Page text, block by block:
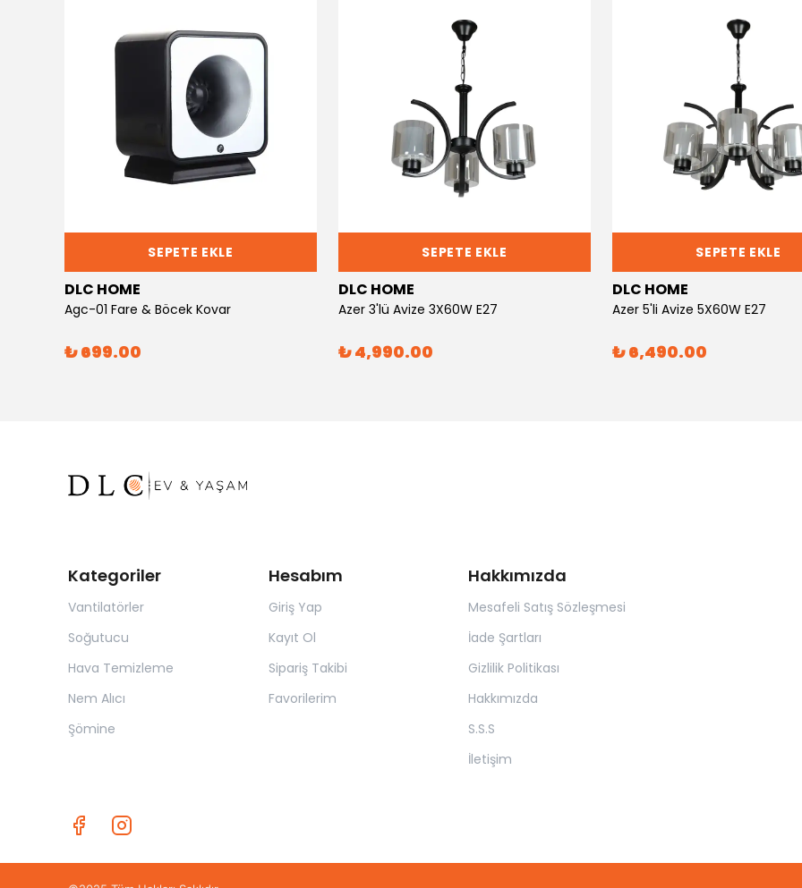
SEPETE EKLE
DLC HOME
Agc-01 Fare & Böcek Kovar
₺ 699.00
SEPETE EKLE
DLC HOME
Azer 3'lü Avize 3X60W E27
₺ 4,990.00
SEPETE EKLE
DLC HOME
Azer 5'li Avize 5X60W E27
₺ 6,490.00
Kategoriler
Vantilatörler
Soğutucu
Hava Temizleme
Nem Alıcı
Şömine
Hesabım
Giriş Yap
Kayıt Ol
Sipariş Takibi
Favorilerim
Hakkımızda
Mesafeli Satış Sözleşmesi
İade Şartları
Gizlilik Politikası
Hakkımızda
S.S.S
İletişim